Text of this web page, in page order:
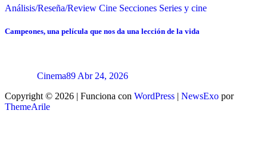
Análisis/Reseña/Review Cine Secciones Series y cine
Campeones, una película que nos da una lección de la vida
Cinema89 Abr 24, 2026
Copyright © 2026 | Funciona con WordPress | NewsExo por
ThemeArile